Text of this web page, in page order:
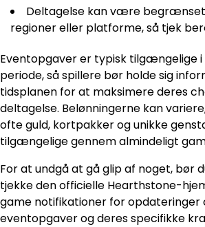
Deltagelse kan være
regioner eller platforme, så tjek
Eventopgaver er typisk tilgængelige
periode, så spillere bør holde sig
tidsplanen for at maksimere deres
deltagelse. Belønningerne kan
ofte guld, kortpakker og unikke
tilgængelige gennem almindeligt
For at undgå at gå glip af noget, bør
tjekke den officielle Hearthstone-
game notifikationer for opdateringer
eventopgaver og deres specifikke